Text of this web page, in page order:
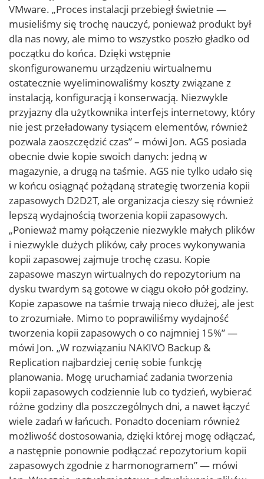
VMware. „Proces instalacji przebiegł świetnie —
musieliśmy się trochę nauczyć, ponieważ produkt był
dla nas nowy, ale mimo to wszystko poszło gładko od
początku do końca. Dzięki wstępnie
skonfigurowanemu urządzeniu wirtualnemu
ostatecznie wyeliminowaliśmy koszty związane z
instalacją, konfiguracją i konserwacją. Niezwykle
przyjazny dla użytkownika interfejs internetowy, który
nie jest przeładowany tysiącem elementów, również
pozwala zaoszczędzić czas” – mówi Jon. AGS posiada
obecnie dwie kopie swoich danych: jedną w
magazynie, a drugą na taśmie. AGS nie tylko udało się
w końcu osiągnąć pożądaną strategię tworzenia kopii
zapasowych D2D2T, ale organizacja cieszy się również
lepszą wydajnością tworzenia kopii zapasowych.
„Ponieważ mamy połączenie niezwykle małych plików
i niezwykle dużych plików, cały proces wykonywania
kopii zapasowej zajmuje trochę czasu. Kopie
zapasowe maszyn wirtualnych do repozytorium na
dysku twardym są gotowe w ciągu około pół godziny.
Kopie zapasowe na taśmie trwają nieco dłużej, ale jest
to zrozumiałe. Mimo to poprawiliśmy wydajność
tworzenia kopii zapasowych o co najmniej 15%” —
mówi Jon. „W rozwiązaniu NAKIVO Backup &
Replication najbardziej cenię sobie funkcję
planowania. Mogę uruchamiać zadania tworzenia
kopii zapasowych codziennie lub co tydzień, wybierać
różne godziny dla poszczególnych dni, a nawet łączyć
wiele zadań w łańcuch. Ponadto doceniam również
możliwość dostosowania, dzięki której mogę odłączać,
a następnie ponownie podłączać repozytorium kopii
zapasowych zgodnie z harmonogramem” — mówi